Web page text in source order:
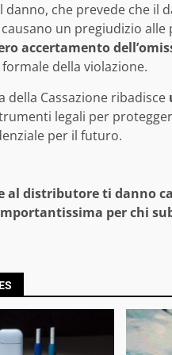
danno, che prevede che il
un pregiudizio
accertamento
della violazione.
della Cassazione ribadisce
legali per
per il futuro.
al distributore ti danno
per chi